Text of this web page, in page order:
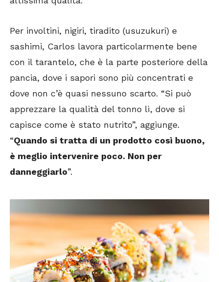
Per involtini, nigiri, tiradito (usuzukuri) e
sashimi, Carlos lavora particolarmente bene
con il tarantelo, che è la parte posteriore della
pancia, dove i sapori sono più concentrati e
dove non c’è quasi nessuno scarto. “Si può
apprezzare la qualità del tonno lì, dove si
capisce come è stato nutrito”, aggiunge.
“Quando si tratta di un prodotto così buono,
è meglio intervenire poco. Non per
danneggiarlo”.